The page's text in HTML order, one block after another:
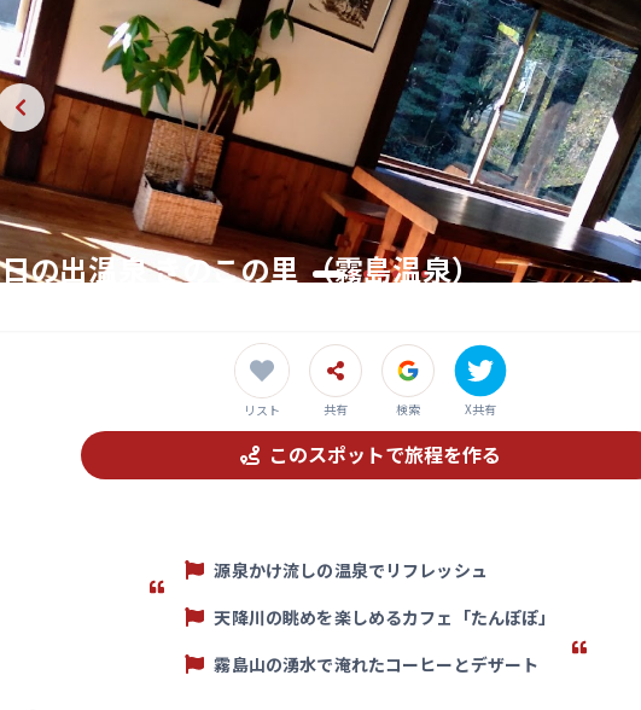
日の出温泉 きのこの里 （霧島温泉）
リスト 共有 検索 X共有
このスポットで旅程を作る
源泉かけ流しの温泉でリフレッシュ
天降川の眺めを楽しめるカフェ「たんぽぽ」
霧島山の湧水で淹れたコーヒーとデザート